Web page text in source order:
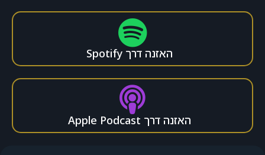
האזנה דרך Spotify
האזנה דרך Apple Podcast